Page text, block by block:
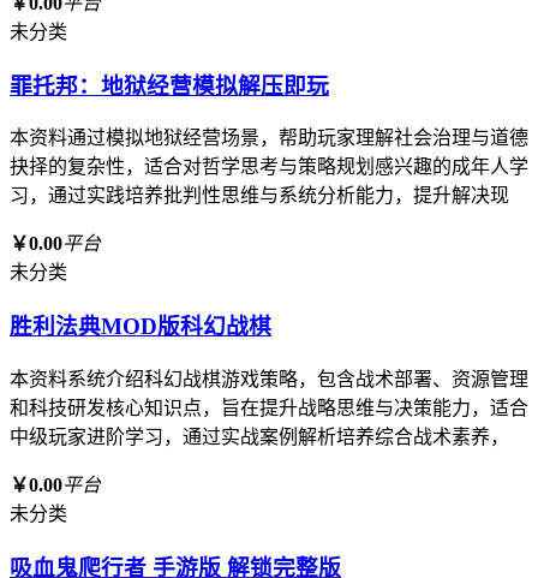
未分类
罪托邦：地狱经营模拟解压即玩
本资料通过模拟地狱经营场景，帮助玩家理解社会治理与道德
抉择的复杂性，适合对哲学思考与策略规划感兴趣的成年人学
习，通过实践培养批判性思维与系统分析能力，提升解决现
￥0.00平台
未分类
胜利法典MOD版科幻战棋
本资料系统介绍科幻战棋游戏策略，包含战术部署、资源管理
和科技研发核心知识点，旨在提升战略思维与决策能力，适合
中级玩家进阶学习，通过实战案例解析培养综合战术素养，
￥0.00平台
未分类
吸血鬼爬行者 手游版 解锁完整版